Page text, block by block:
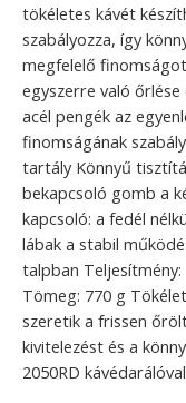
tökéletes kávét
szabályozza, így
megfelelő
egyszerre való őrlése
acél pengék az
finomságának
tartály Könnyű
bekapcsoló gomb a
kapcsoló: a fedél
lábak a stabil
talpban Teljesítmény:
Tömeg: 770 g
szeretik a frissen
kivitelezést és a
2050RD